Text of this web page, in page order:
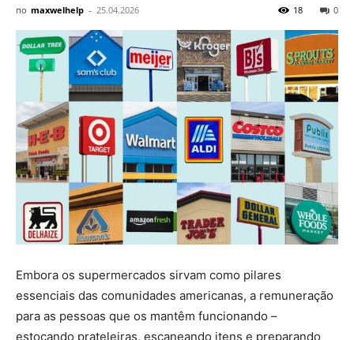
по maxwelhelp - 25.04.2026 0
18
Embora os supermercados sirvam como pilares
essenciais das comunidades americanas, a remuneração
para as pessoas que os mantêm funcionando –
estocando prateleiras, escaneando itens e preparando